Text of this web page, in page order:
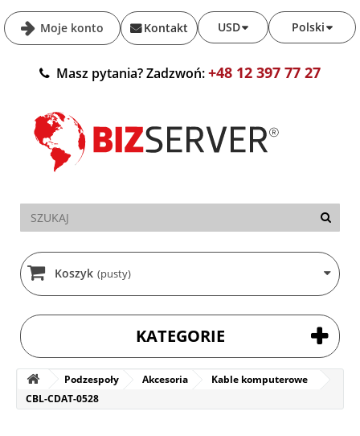
Moje konto Polski
USD
Kontakt
Masz pytania? Zadzwoń:+48 12 397 77 27
Koszyk (pusty)
KATEGORIE
Podzespoły Akcesoria
Kable komputerowe
CBL-CDAT-0528